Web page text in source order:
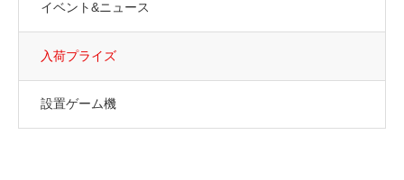
イベント&ニュース
入荷プライズ
設置ゲーム機